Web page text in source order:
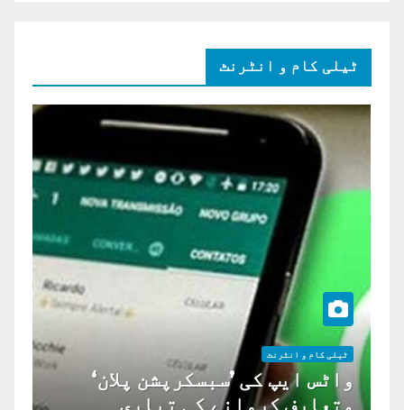
ٹیلی کام و انٹرنٹ
ٹیلی کام و انٹرنٹ
واٹس ایپ کی ’سبسکرپشن پلان‘
متعارف کروانے کی تیاری